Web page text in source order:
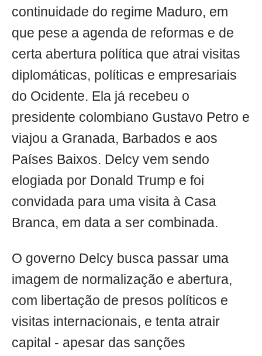
continuidade do regime Maduro, em
que pese a agenda de reformas e de
certa abertura política que atrai visitas
diplomáticas, políticas e empresariais
do Ocidente. Ela já recebeu o
presidente colombiano Gustavo Petro e
viajou a Granada, Barbados e aos
Países Baixos. Delcy vem sendo
elogiada por Donald Trump e foi
convidada para uma visita à Casa
Branca, em data a ser combinada.
O governo Delcy busca passar uma
imagem de normalização e abertura,
com libertação de presos políticos e
visitas internacionais, e tenta atrair
capital - apesar das sanções